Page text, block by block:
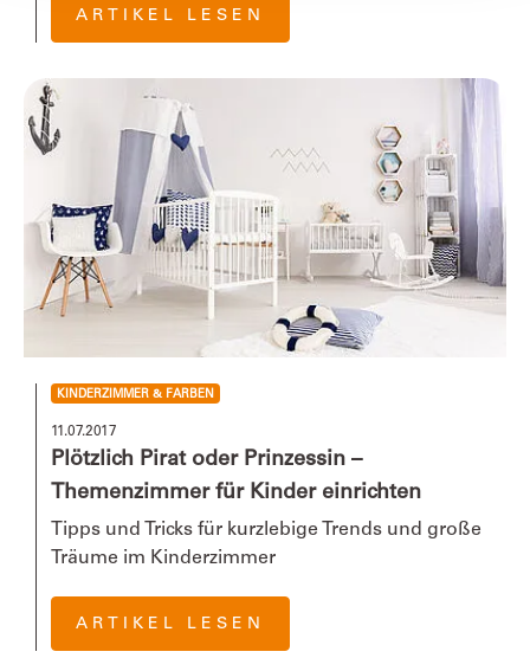
ARTIKEL LESEN
KINDERZIMMER & FARBEN
11.07.2017
Plötzlich Pirat oder Prinzessin –
Themenzimmer für Kinder einrichten
Tipps und Tricks für kurzlebige Trends und große
Träume im Kinderzimmer
ARTIKEL LESEN